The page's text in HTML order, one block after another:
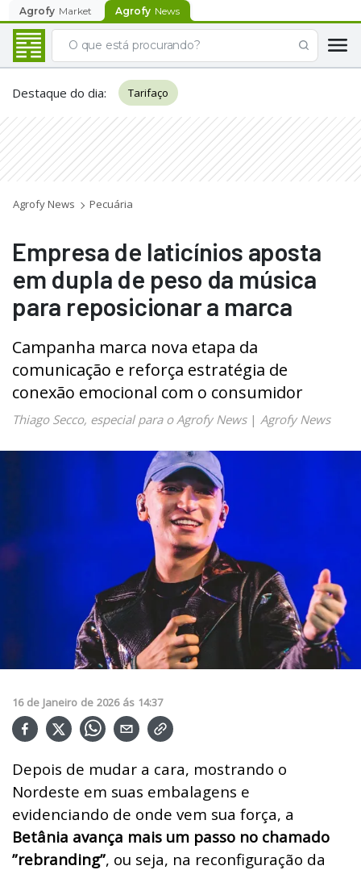
Agrofy Market Agrofy News
Destaque do dia: Tarifaço
Agrofy News Pecuária
Empresa de laticínios aposta
em dupla de peso da música
para reposicionar a marca
Campanha marca nova etapa da
comunicação e reforça estratégia de
conexão emocional com o consumidor
Thiago Secco, especial para o Agrofy News| Agrofy News
16 de Janeiro de 2026 ás 14:37
Depois de mudar a cara, mostrando o
Nordeste em suas embalagens e
evidenciando de onde vem sua força, a
Betânia avança mais um passo no chamado
”rebranding”, ou seja, na reconfiguração da